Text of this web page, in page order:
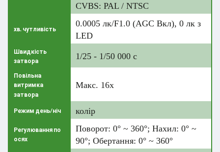
CVBS: PAL / NTSC
хв. чутливість
0.0005 лк/F1.0 (AGC Вкл), 0 лк з
LED
Швидкість
затвора
1/25 - 1/50 000 с
Повільна
витримка
затвора
Макс. 16x
Режим день/ніч колір
Регулювання по
осях
Поворот: 0° ~ 360°; Нахил: 0° ~
90°; Обертання: 0° ~ 360°